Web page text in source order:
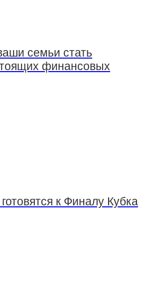
семьи стать
финансовых
к Финалу Кубка